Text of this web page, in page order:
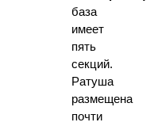
база
имеет
пять
секций.
Ратуша
размещена
почти